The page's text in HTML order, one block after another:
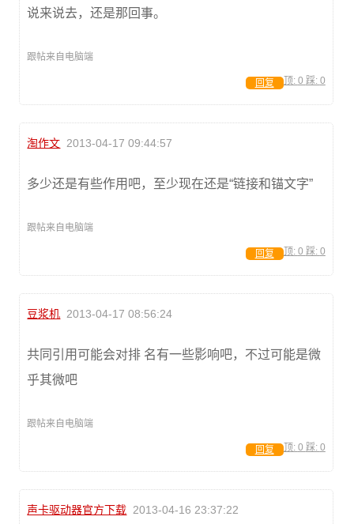
说来说去，还是那回事。
跟帖来自电脑端
顶: 0 踩: 0
回复
淘作文 2013-04-17 09:44:57
多少还是有些作用吧，至少现在还是“链接和锚文字”
跟帖来自电脑端
顶: 0 踩: 0
回复
豆浆机 2013-04-17 08:56:24
共同引用可能会对排 名有一些影响吧，不过可能是微
乎其微吧
跟帖来自电脑端
顶: 0 踩: 0
回复
声卡驱动器官方下载 2013-04-16 23:37:22